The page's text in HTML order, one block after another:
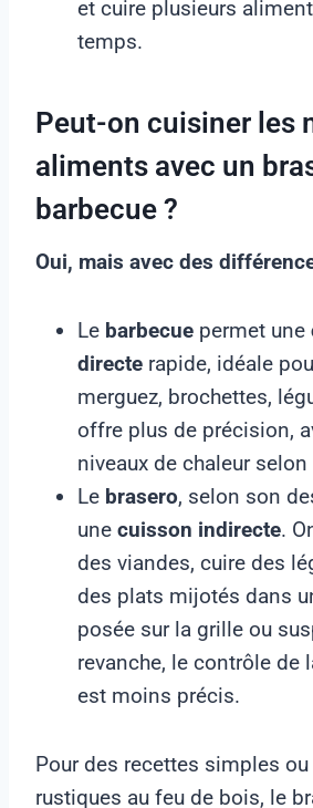
et cuire plusieurs
temps.
Peut-on cuisiner les
aliments avec un
barbecue ?
Oui, mais avec des
Le barbecue permet une
directe rapide, idéale
merguez, brochettes,
offre plus de précision,
niveaux de chaleur
Le brasero, selon son
une cuisson indirecte.
des viandes, cuire des
des plats mijotés dans
posée sur la grille ou
revanche, le contrôle de
est moins précis.
Pour des recettes simples
rustiques au feu de bois, le